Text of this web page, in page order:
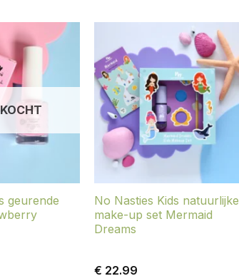
geurende
No Nasties Kids natuurlijke
make-up set Mermaid
Dreams
€ 22.99